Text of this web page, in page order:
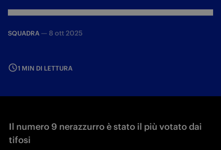
SQUADRA — 8 ott 2025
1 MIN DI LETTURA
Il numero 9 nerazzurro è stato il più votato dai
tifosi